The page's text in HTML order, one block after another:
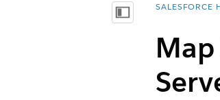
목차 표시 You are
SALESFORCE